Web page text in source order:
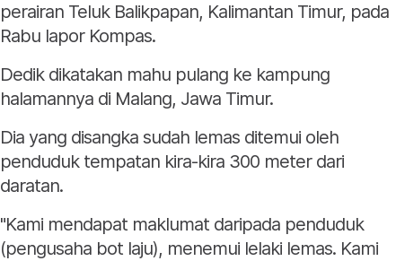
perairan Teluk Balikpapan, Kalimantan Timur, pada
Rabu lapor Kompas.
Dedik dikatakan mahu pulang ke kampung
halamannya di Malang, Jawa Timur.
Dia yang disangka sudah lemas ditemui oleh
penduduk tempatan kira-kira 300 meter dari
daratan.
"Kami mendapat maklumat daripada penduduk
(pengusaha bot laju), menemui lelaki lemas. Kami